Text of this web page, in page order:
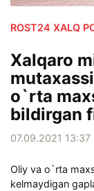
ROST24 XALQ
Xalqaro
o`rta
bildirgan
07.09.2021 13:37
Oliy va o`rta
kelmaydigan